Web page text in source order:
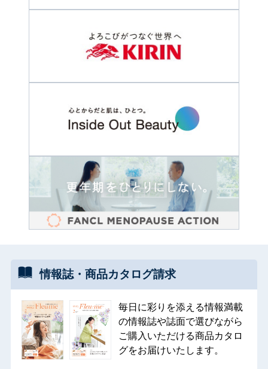
情報誌・ 商品カタログ請求
毎日に彩りを添える情報満載
の情報誌や誌面で選びながら
ご購入いただける商品カタロ
グをお届けいたします。